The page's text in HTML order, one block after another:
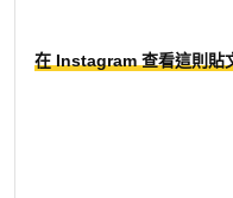
在 Instagram 查看這則貼